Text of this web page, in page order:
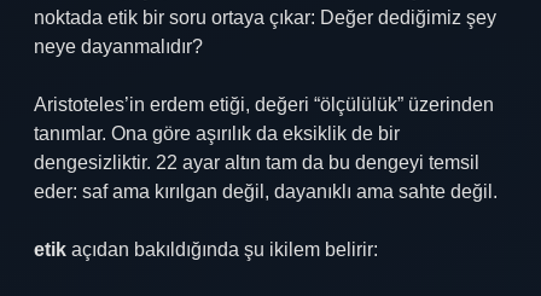
noktada etik bir soru ortaya çıkar: Değer dediğimiz şey
neye dayanmalıdır?
Aristoteles’in erdem etiği, değeri “ölçülülük” üzerinden
tanımlar. Ona göre aşırılık da eksiklik de bir
dengesizliktir. 22 ayar altın tam da bu dengeyi temsil
eder: saf ama kırılgan değil, dayanıklı ama sahte değil.
etik açıdan bakıldığında şu ikilem belirir: